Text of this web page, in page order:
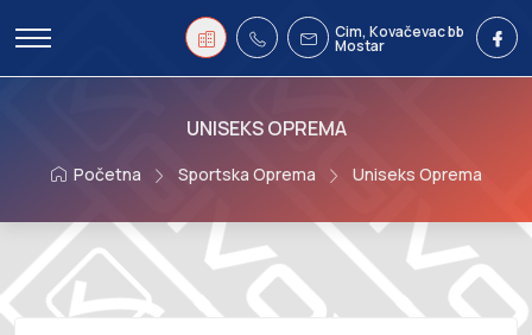
Cim, Kovačevac bb
Mostar
UNISEKS OPREMA
Početna Sportska Oprema Uniseks Oprema